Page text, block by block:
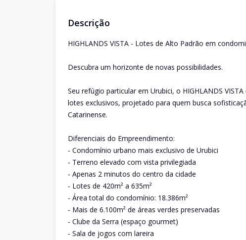
Descrição
HIGHLANDS VISTA - Lotes de Alto Padrão em
Descubra um horizonte de novas possibilidades.
Seu refúgio particular em Urubici, o HIGHLANDS
lotes exclusivos, projetado para quem busca
Catarinense.
Diferenciais do Empreendimento:
- Condomínio urbano mais exclusivo de Urubici
- Terreno elevado com vista privilegiada
- Apenas 2 minutos do centro da cidade
- Lotes de 420m² a 635m²
- Área total do condomínio: 18.386m²
- Mais de 6.100m² de áreas verdes preservadas
- Clube da Serra (espaço gourmet)
- Sala de jogos com lareira